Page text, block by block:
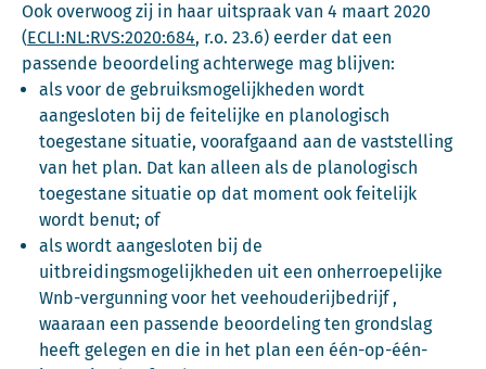
Ook overwoog zij in haar uitspraak van 4 maart 2020
(ECLI:NL:RVS:2020:684, r.o. 23.6) eerder dat een
passende beoordeling achterwege mag blijven:
als voor de gebruiksmogelijkheden wordt
aangesloten bij de feitelijke en planologisch
toegestane situatie, voorafgaand aan de vaststelling
van het plan. Dat kan alleen als de planologisch
toegestane situatie op dat moment ook feitelijk
wordt benut; of
als wordt aangesloten bij de
uitbreidingsmogelijkheden uit een onherroepelijke
Wnb-vergunning voor het veehouderijbedrijf ,
waaraan een passende beoordeling ten grondslag
heeft gelegen en die in het plan een één-op-één-